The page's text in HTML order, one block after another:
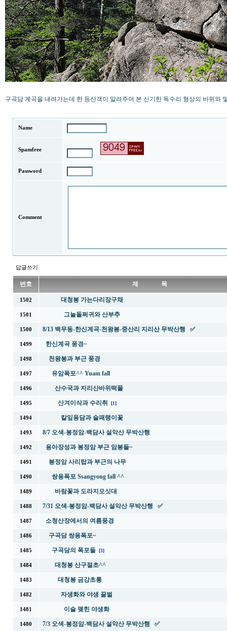
구곡담 계곡을 내려가는데 한 등산객이 알려주어 본 신기한 독수리 형상의 바위와
Name
Spamfree
Password
Comment
답글쓰기
번호 제 목
1502 대청봉 가는다리장구채
1501 그늘돌쩌귀와 산부추
1500 8/13 백무동-한신계곡-천왕봉-중산리 지리산 무박산행 ✅
1499 한신계곡 풍경~
1498 천왕봉과 부근 풍경
1497 유암폭포^^ Yuam fall
1496 산수국과 지리산바위떡풀
1495 산겨이삭과 수리취 [1]
1494 칼잎용담과 술패랭이꽃
1493 8/7 오색-봉정암-백담사 설악산 무박산행
1492 용아장성과 봉정암 부근 암봉들~
1491 봉정암 사리탑과 부근의 나무
1490 쌍용폭포 Ssangyong fall ^^
1489 바람꽃과 도라지모싯대
1488 7/31 오색-봉정암-백담사 설악산 무박산행 ✅
1487 소청산장에서의 여름풍경
1486 구곡담 쌍용폭포~
1485 구곡담의 폭포들 [3]
1484 대청봉 산구절초^^
1483 대청봉 금강초롱
1482 자생화와 야생 끌벌
1481 이슬 맺힌 야생화
1480 7/3 오색-봉정암-백담사 설악산 무박산행 ✅